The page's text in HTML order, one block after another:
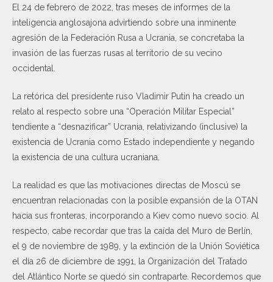
El 24 de febrero de 2022, tras meses de informes de la
inteligencia anglosajona advirtiendo sobre una inminente
agresión de la Federación Rusa a Ucrania, se concretaba la
invasión de las fuerzas rusas al territorio de su vecino
occidental.
La retórica del presidente ruso Vladimir Putin ha creado un
relato al respecto sobre una “Operación Militar Especial”
tendiente a “desnazificar” Ucrania, relativizando (inclusive) la
existencia de Ucrania como Estado independiente y negando
la existencia de una cultura ucraniana.
La realidad es que las motivaciones directas de Moscú se
encuentran relacionadas con la posible expansión de la OTAN
hacia sus fronteras, incorporando a Kiev como nuevo socio. Al
respecto, cabe recordar que tras la caída del Muro de Berlín,
el 9 de noviembre de 1989, y la extinción de la Unión Soviética
el día 26 de diciembre de 1991, la Organización del Tratado
del Atlántico Norte se quedó sin contraparte. Recordemos que